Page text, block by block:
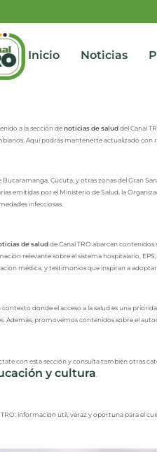
de
Inicio Noticias
a la sección denoticias de saluddel Canal
Aquí podrás mantenerte actualizado con
Bucaramanga, Cúcuta, y otras zonas del Gran
emitidas por el Ministerio de Salud, la
infecciosas.
de saludde Canal TRO abarcan
relevante sobre el sistema hospitalario,
médica, y testimonios que inspiran a adoptar
contexto donde el acceso a la salud es una
Además, promovemos contenidos sobre el
con esta sección y consulta también otras
y cultura
TRO: información útil, veraz y oportuna para el